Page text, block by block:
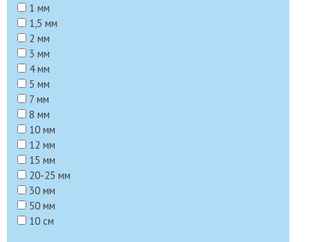
1 мм
1,5 мм
2 мм
3 мм
4 мм
5 мм
7 мм
8 мм
10 мм
12 мм
15 мм
20-25 мм
30 мм
50 мм
10 см